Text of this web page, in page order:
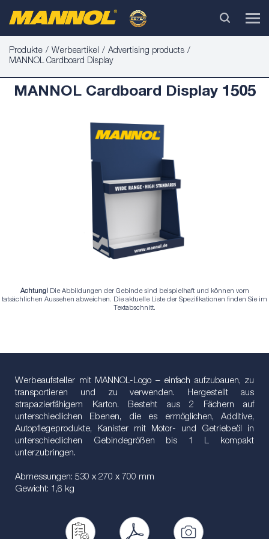
Produkte Werbeartikel
Advertising products
MANNOL Cardboard Display
MANNOL Cardboard Display 1505
Achtung! Die Abbildungen der Gebinde sind beispielhaft und können vom
tatsächlichen Aussehen abweichen. Die aktuelle Liste der Spezifikationen finden Sie im
Textabschnitt.
Werbeaufsteller mit MANNOL-Logo – einfach aufzubauen, zu
transportieren und zu verwenden. Hergestellt aus
strapazierfähigem Karton. Besteht aus 2 Fächern auf
unterschiedlichen Ebenen, die es ermöglichen, Additive,
Autopflegeprodukte, Kanister mit Motor- und Getriebeöl in
unterschiedlichen Gebindegrößen bis 1 L kompakt
unterzubringen.
Abmessungen: 530 x 270 x 700 mm
Gewicht: 1,6 kg